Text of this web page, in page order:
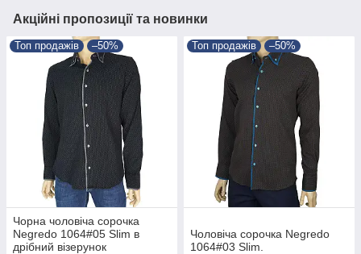
Акційні пропозиції та новинки
Топ продажів –50%
Чорна чоловіча сорочка
Negredo 1064#05 Slim в
дрібний візерунок
Топ продажів –50%
Чоловіча сорочка Negredo
1064#03 Slim.